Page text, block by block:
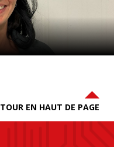
EN HAUT DE PAGE